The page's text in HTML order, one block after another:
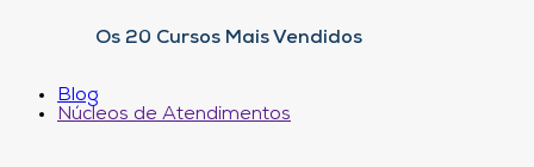
Os 20 Cursos Mais Vendidos
Blog
Núcleos de Atendimentos